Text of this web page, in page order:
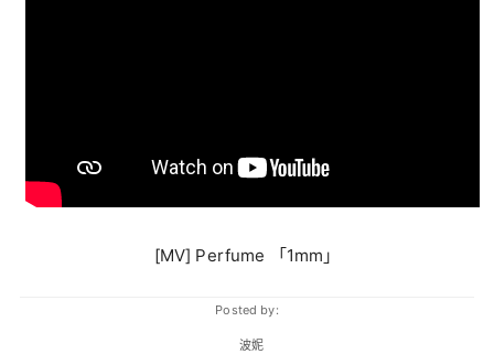
[MV] Perfume 「1mm」
Posted by:
波妮